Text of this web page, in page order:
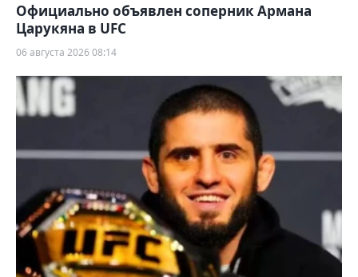
Официально объявлен соперник Армана
Царукяна в UFC
06 августа 2026 08:14